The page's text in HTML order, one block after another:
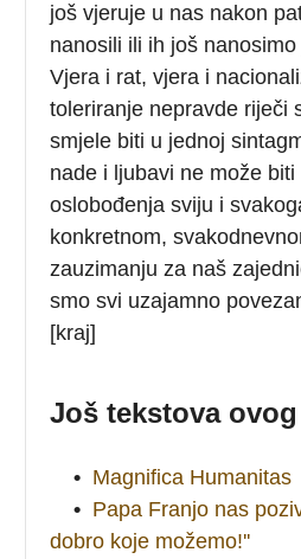
još vjeruje u nas nakon
nanosili ili ih još
Vjera i rat, vjera i
toleriranje nepravde riječi
smjele biti u jednoj
nade i ljubavi ne može
oslobođenja sviju i
konkretnom,
zauzimanju za naš
smo svi uzajamno
[kraj]
Još tekstova
• Magnifica Humanitas
• Papa Franjo nas
dobro koje možemo!''